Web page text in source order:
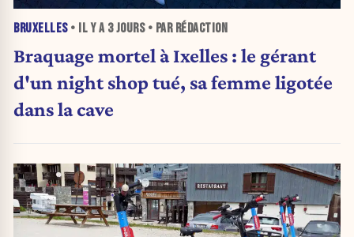
BRUXELLES• IL Y A 3 JOURS• PAR RÉDACTION
Braquage mortel à Ixelles : le gérant
d'un night shop tué, sa femme ligotée
dans la cave